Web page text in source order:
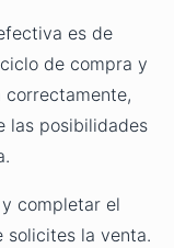
es de
de compra y
correctamente,
las posibilidades
completar el
solicites la venta.